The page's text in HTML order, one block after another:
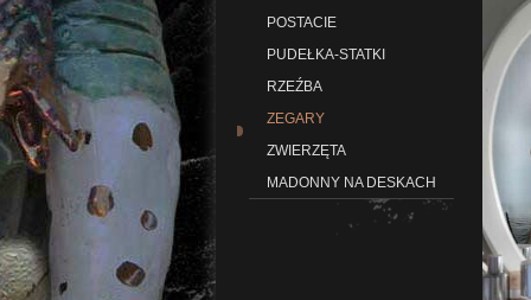
POSTACIE
PUDEŁKA-STATKI
RZEŹBA
ZEGARY
ZWIERZĘTA
MADONNY NA DESKACH